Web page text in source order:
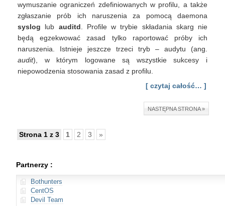
wymuszanie ograniczeń zdefiniowanych w profilu, a także
zgłaszanie prób ich naruszenia za pomocą daemona
syslog lub auditd . Profile w trybie składania skarg nie
będą egzekwować zasad tylko raportować próby ich
naruszenia. Istnieje jeszcze trzeci tryb – audytu (ang.
audit), w którym logowane są wszystkie sukcesy i
niepowodzenia stosowania zasad z profilu.
[ czytaj całość… ]
NASTĘPNA STRONA »
Strona 1 z 3 1 2 3 »
Partnerzy :
Bothunters
CentOS
Devil Team